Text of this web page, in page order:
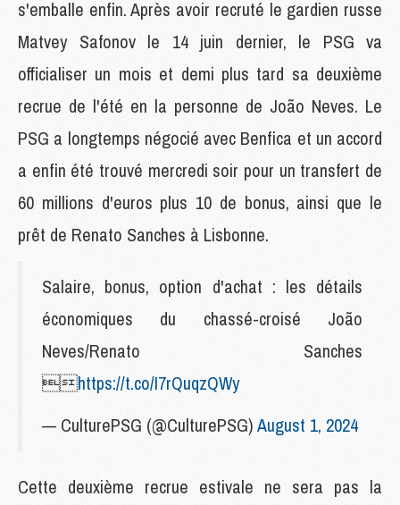
s'emballe enfin. Après avoir recruté le gardien russe
Matvey Safonov le 14 juin dernier, le PSG va
officialiser un mois et demi plus tard sa deuxième
recrue de l'été en la personne de João Neves. Le
PSG a longtemps négocié avec Benfica et un accord
a enfin été trouvé mercredi soir pour un transfert de
60 millions d'euros plus 10 de bonus, ainsi que le
prêt de Renato Sanches à Lisbonne.
Salaire, bonus, option d'achat : les détails
économiques du chassé-croisé João
Neves/Renato Sanches
https://t.co/I7rQuqzQWy
— CulturePSG (@CulturePSG)August 1, 2024
Cette deuxième recrue estivale ne sera pas la